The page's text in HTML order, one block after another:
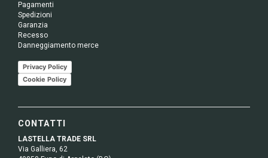
Pagamenti
Spedizioni
Garanzia
Recesso
Danneggiamento merce
Privacy Policy
Cookie Policy
CONTATTI
LASTELLA TRADE SRL
Via Galliera, 62